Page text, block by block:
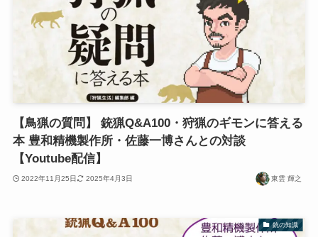
【鳥猟の質問】 銃猟Q&A100・狩猟のギモンに答える
本 豊和精機製作所・佐藤一博さんとの対談
【Youtube配信】
2022年11月25日 2025年4月3日 東雲 輝之
銃の知識